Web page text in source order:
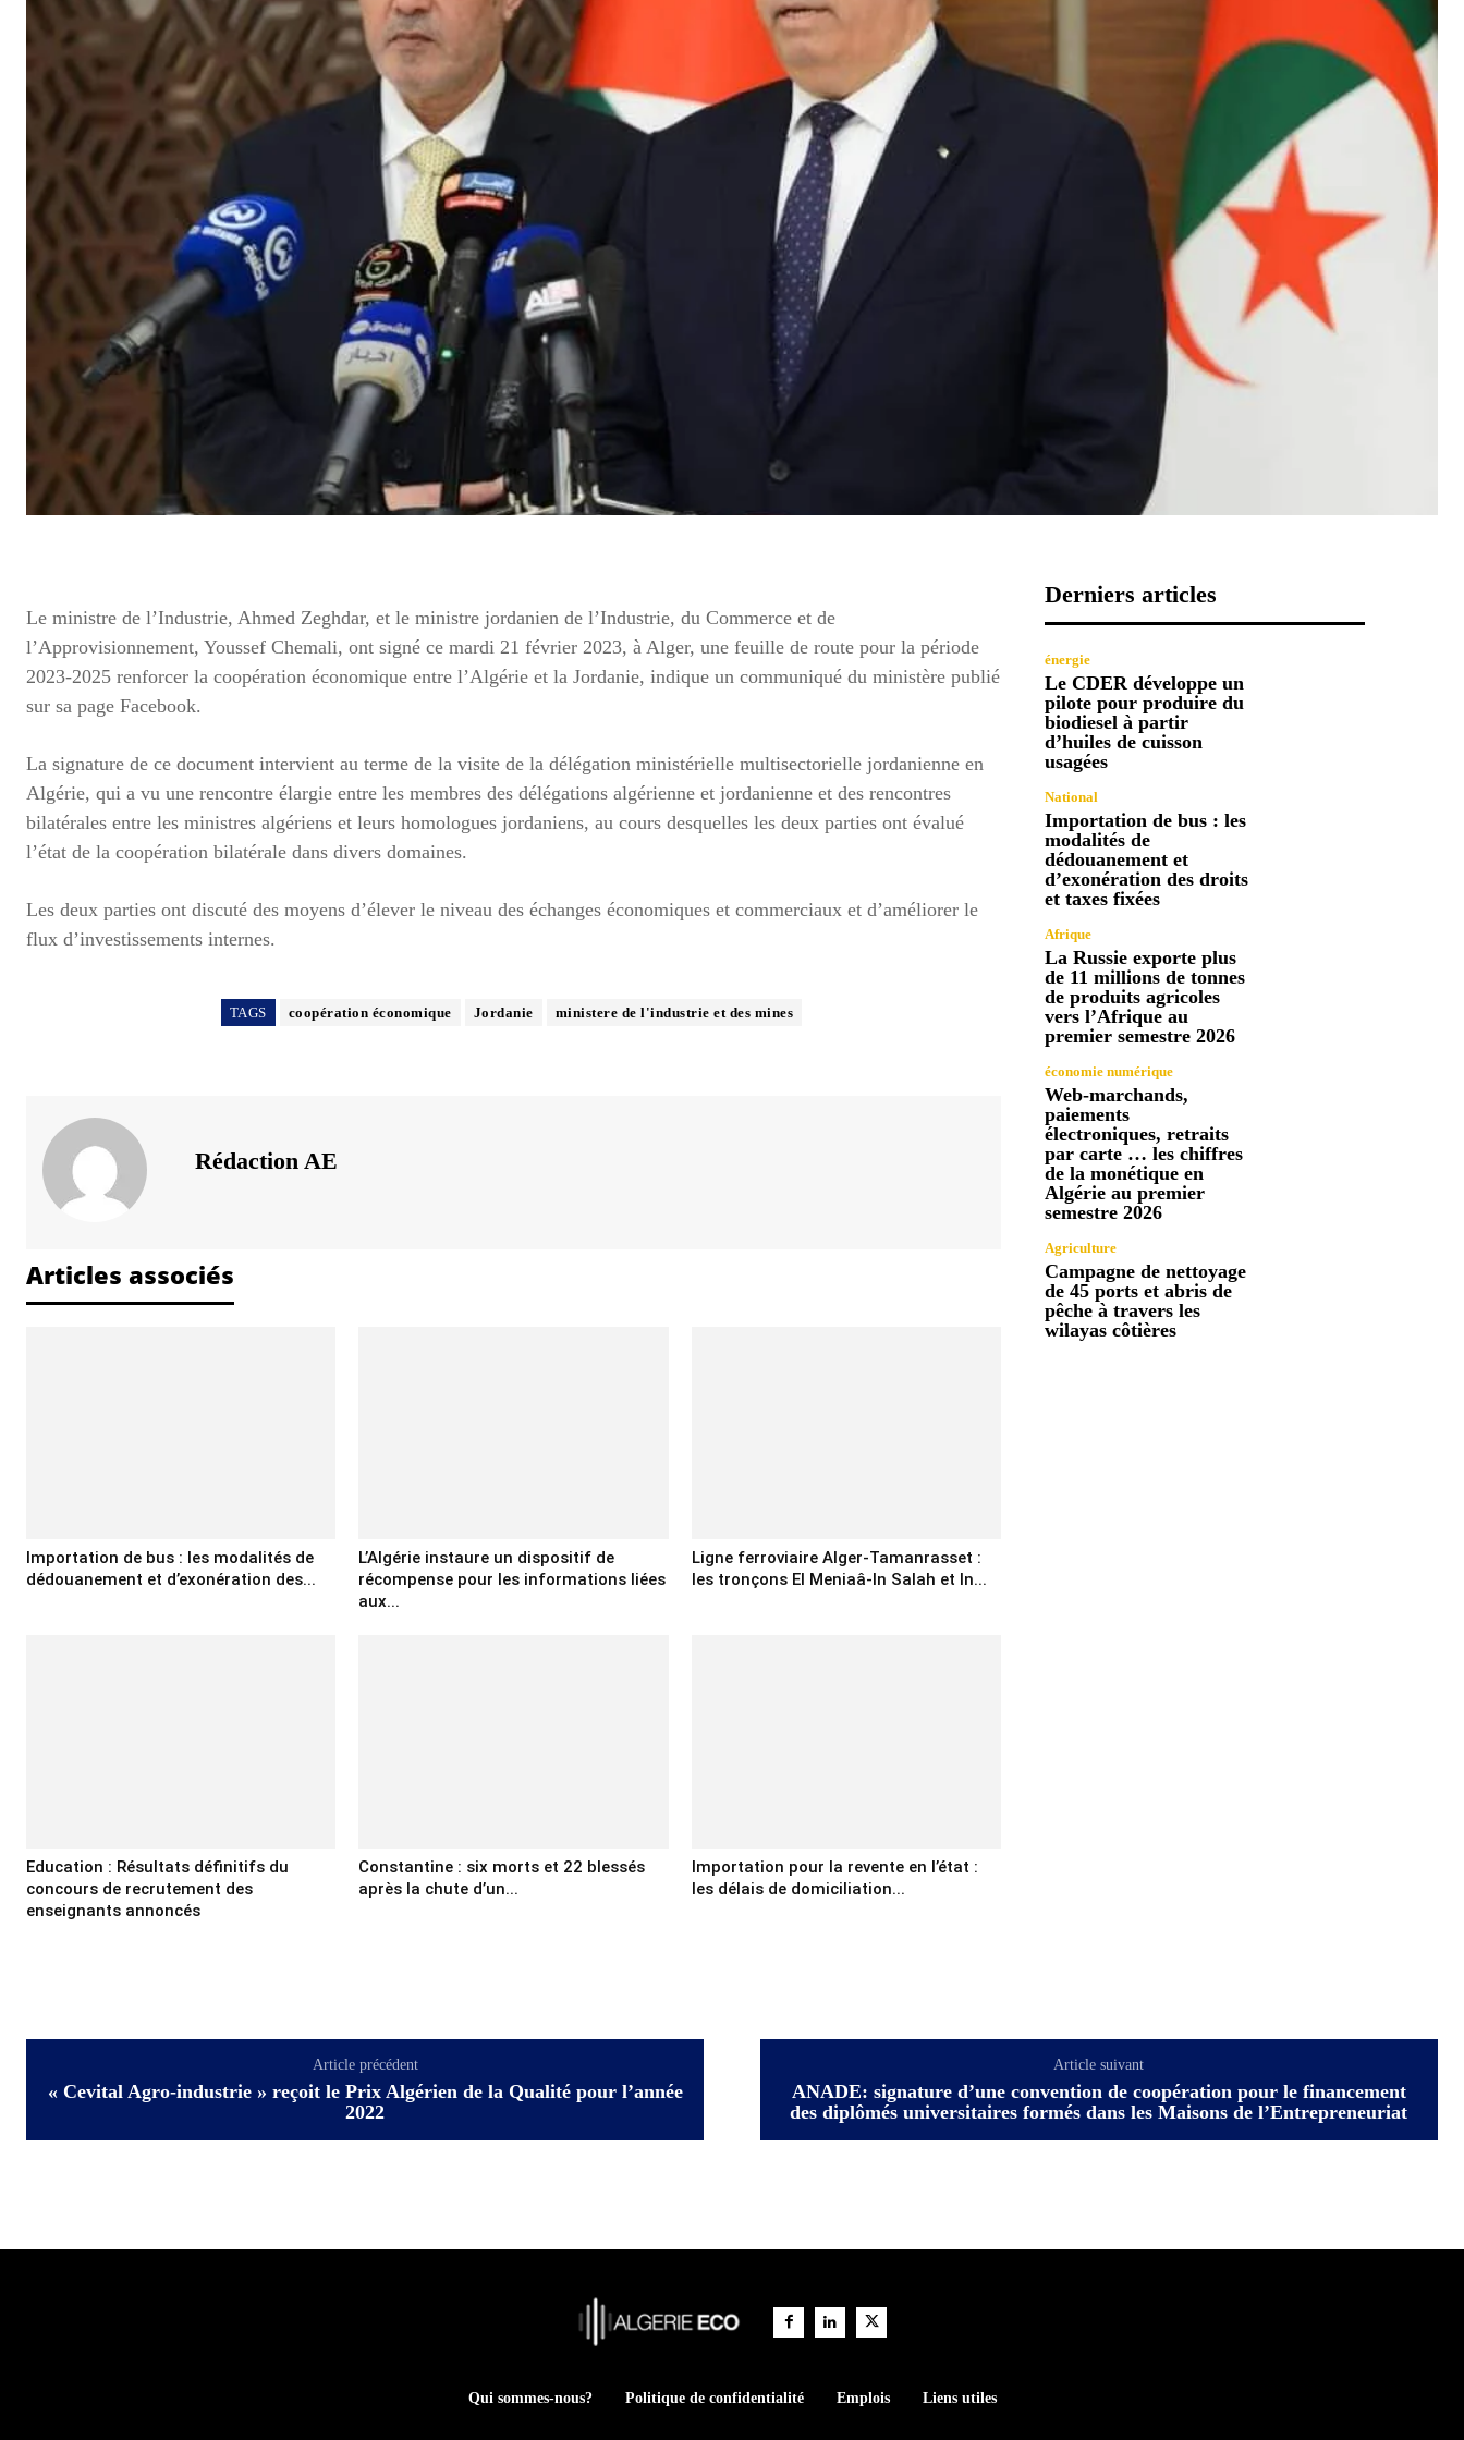
Le ministre de l’Industrie, Ahmed Zeghdar, et le ministre jordanien de l’Industrie, du Commerce et de
l’Approvisionnement, Youssef Chemali, ont signé ce mardi 21 février 2023, à Alger, une feuille de route pour la période
2023-2025 renforcer la coopération économique entre l’Algérie et la Jordanie, indique un communiqué du ministère publié
sur sa page Facebook.
La signature de ce document intervient au terme de la visite de la délégation ministérielle multisectorielle jordanienne en
Algérie, qui a vu une rencontre élargie entre les membres des délégations algérienne et jordanienne et des rencontres
bilatérales entre les ministres algériens et leurs homologues jordaniens, au cours desquelles les deux parties ont évalué
l’état de la coopération bilatérale dans divers domaines.
Les deux parties ont discuté des moyens d’élever le niveau des échanges économiques et commerciaux et d’améliorer le
flux d’investissements internes.
TAGS coopération économique Jordanie ministere de l'industrie et des mines
Rédaction AE
Articles associés
Importation de bus : les modalités de
dédouanement et d’exonération des...
L’Algérie instaure un dispositif de
récompense pour les informations liées
aux...
Ligne ferroviaire Alger-Tamanrasset :
les tronçons El Meniaâ-In Salah et In...
Education : Résultats définitifs du
concours de recrutement des
enseignants annoncés
Constantine : six morts et 22 blessés
après la chute d’un...
Importation pour la revente en l’état :
les délais de domiciliation...
Derniers articles
énergie
Le CDER développe un
pilote pour produire du
biodiesel à partir
d’huiles de cuisson
usagées
National
Importation de bus : les
modalités de
dédouanement et
d’exonération des droits
et taxes fixées
Afrique
La Russie exporte plus
de 11 millions de tonnes
de produits agricoles
vers l’Afrique au
premier semestre 2026
économie numérique
Web-marchands,
paiements
électroniques, retraits
par carte … les chiffres
de la monétique en
Algérie au premier
semestre 2026
Agriculture
Campagne de nettoyage
de 45 ports et abris de
pêche à travers les
wilayas côtières
Article précédent
« Cevital Agro-industrie » reçoit le Prix Algérien de la Qualité pour l’année
2022
Article suivant
ANADE: signature d’une convention de coopération pour le financement
des diplômés universitaires formés dans les Maisons de l’Entrepreneuriat
Qui sommes-nous? Politique de confidentialité Emplois Liens utiles